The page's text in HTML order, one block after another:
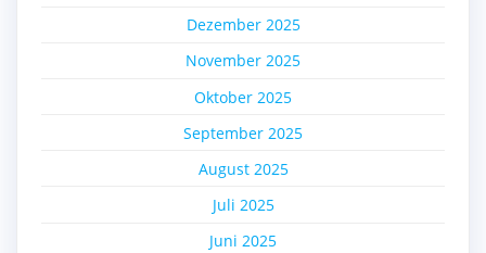
Dezember 2025
November 2025
Oktober 2025
September 2025
August 2025
Juli 2025
Juni 2025